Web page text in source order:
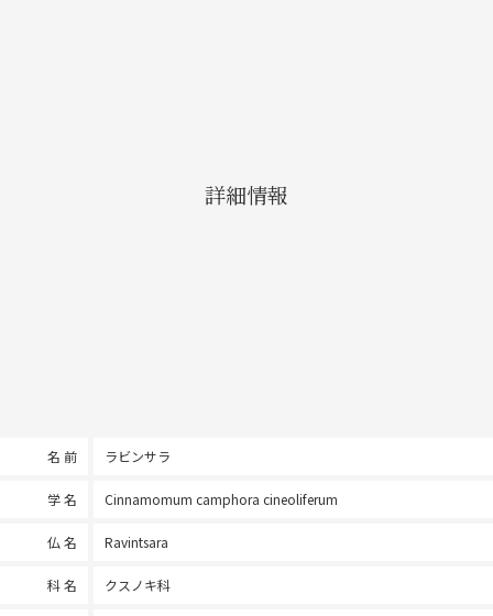
詳細情報
名 前 ラビンサラ
学 名 Cinnamomum camphora cineoliferum
仏 名 Ravintsara
科 名 クスノキ科